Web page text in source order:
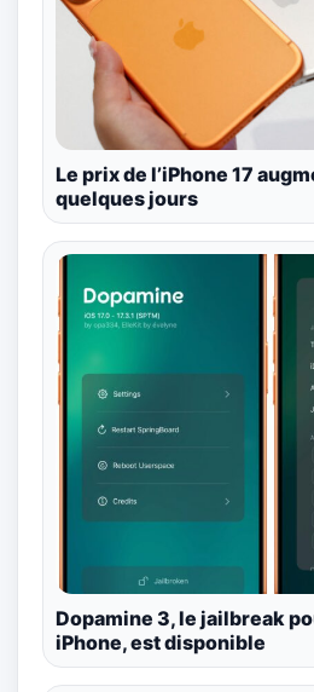
Le prix de l’iPhone 17
quelques jours
Dopamine 3, le jailbreak
iPhone, est disponible